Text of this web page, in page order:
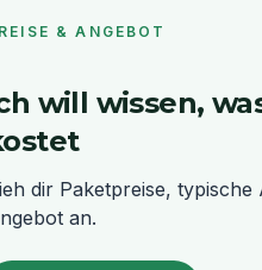
& ANGEBOT
will wissen,
dir Paketpreise,
an.